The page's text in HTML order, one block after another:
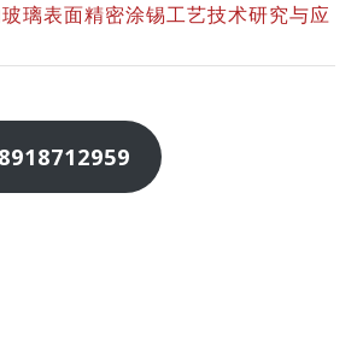
璃表面精密涂锡工艺技术研究与应